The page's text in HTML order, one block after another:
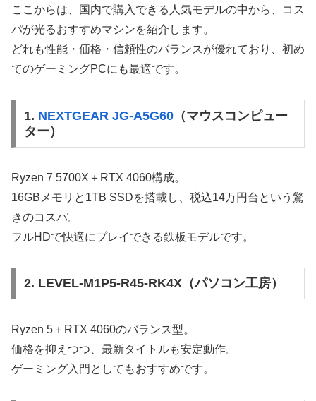
ここからは、国内で購入できる人気モデルの中から、コス
パが光るおすすめマシンを紹介します。
どれも性能・価格・信頼性のバランスが優れており、初め
てのゲーミングPCにも最適です。
1. NEXTGEAR JG-A5G60（マウスコンピュー
ター）
Ryzen 7 5700X＋RTX 4060構成。
16GBメモリと1TB SSDを搭載し、税込14万円台という驚
きのコスパ。
フルHDで快適にプレイできる鉄板モデルです。
2. LEVEL-M1P5-R45-RK4X（パソコン工房）
Ryzen 5＋RTX 4060のバランス型。
価格を抑えつつ、最新タイトルも安定動作。
ゲーミング入門としてもおすすめです。